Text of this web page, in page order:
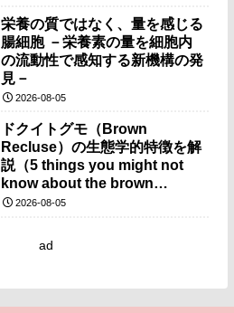
栄養の質ではなく、量を感じる
腸細胞 －栄養素の量を細胞内
の流動性で感知する新機構の発
見－
2026-08-05
ドクイトグモ（Brown
Recluse）の生態学的特徴を解
説（5 things you might not
know about the brown
recluse）
2026-08-05
ad